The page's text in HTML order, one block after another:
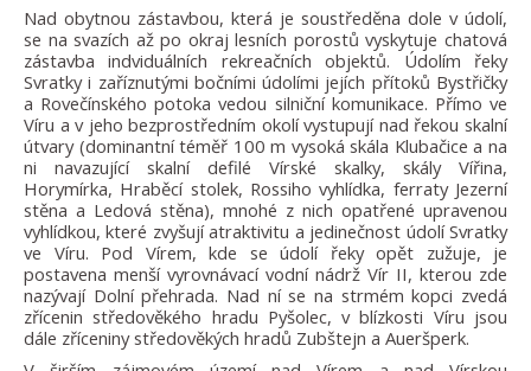
Nad obytnou zástavbou, která je soustředěna dole v údolí,
se na svazích až po okraj lesních porostů vyskytuje chatová
zástavba indviduálních rekreačních objektů. Údolím řeky
Svratky i zaříznutými bočními údolími jejích přítoků Bystřičky
a Rovečínského potoka vedou silniční komunikace. Přímo ve
Víru a v jeho bezprostředním okolí vystupují nad řekou skalní
útvary (dominantní téměř 100 m vysoká skála Klubačice a na
ni navazující skalní defilé Vírské skalky, skály Vířina,
Horymírka, Hraběcí stolek, Rossiho vyhlídka, ferraty Jezerní
stěna a Ledová stěna), mnohé z nich opatřené upravenou
vyhlídkou, které zvyšují atraktivitu a jedinečnost údolí Svratky
ve Víru. Pod Vírem, kde se údolí řeky opět zužuje, je
postavena menší vyrovnávací vodní nádrž Vír II, kterou zde
nazývají Dolní přehrada. Nad ní se na strmém kopci zvedá
zřícenin středověkého hradu Pyšolec, v blízkosti Víru jsou
dále zříceniny středověkých hradů Zubštejn a Aueršperk.